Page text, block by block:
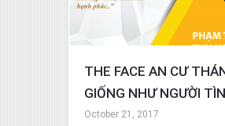
THE FACE AN CƯ
GIỐNG NHƯ NGƯỜI
October 21, 2017